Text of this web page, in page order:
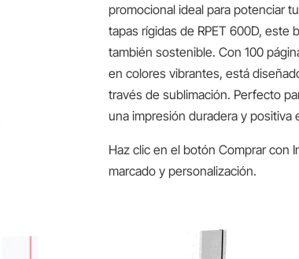
promocional ideal para potenciar
tapas rígidas de RPET 600D,
también sostenible. Con 100
en colores vibrantes, está
través de sublimación. Perfecto
una impresión duradera y positiva
Haz clic en el botón Comprar con
marcado y personalización.